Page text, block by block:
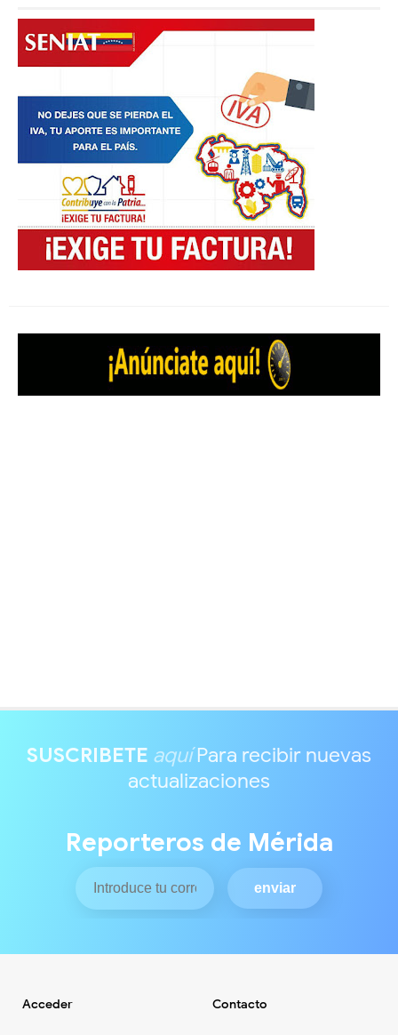
SUSCRIBETE aquíPara recibir nuevas
actualizaciones
Reporteros de Mérida
Acceder Contacto